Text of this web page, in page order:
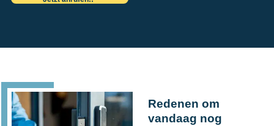
Redenen om
vandaag nog